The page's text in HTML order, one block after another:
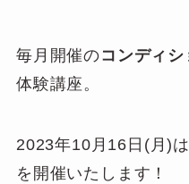
毎月開催のコンディシ
体験講座。
2023年10月16日(月)
を開催いたします！